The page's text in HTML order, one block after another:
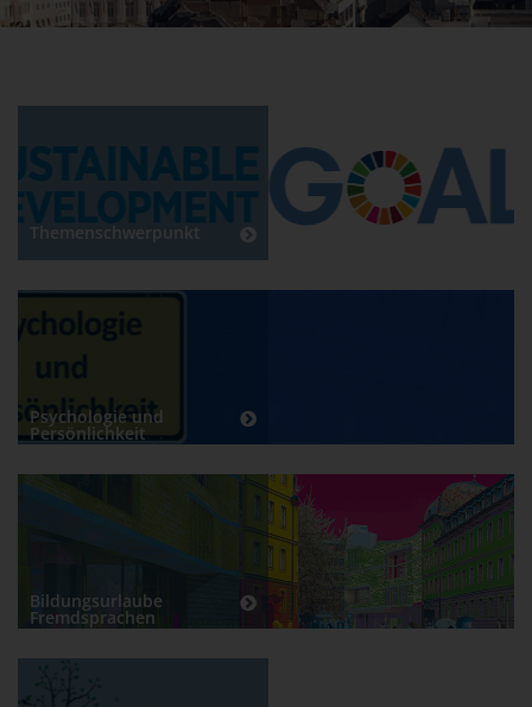
Themenschwerpunkt
Psychologie und
Persönlichkeit
Bildungsurlaube
Fremdsprachen